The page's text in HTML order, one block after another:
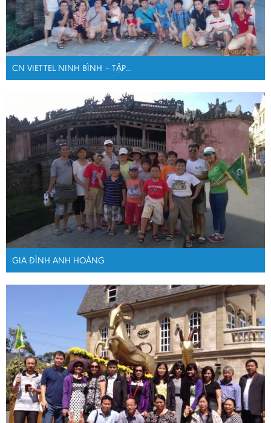
CN VIETTEL NINH BÌNH – TẬP...
GIA ĐÌNH ANH HOÀNG